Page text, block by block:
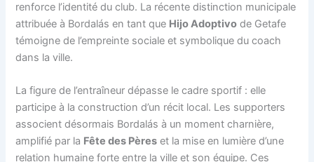
renforce l’identité du club. La récente distinction municipale
attribuée à Bordalás en tant que Hijo Adoptivo de Getafe
témoigne de l’empreinte sociale et symbolique du coach
dans la ville.
La figure de l’entraîneur dépasse le cadre sportif : elle
participe à la construction d’un récit local. Les supporters
associent désormais Bordalás à un moment charnière,
amplifié par la Fête des Pères et la mise en lumière d’une
relation humaine forte entre la ville et son équipe. Ces